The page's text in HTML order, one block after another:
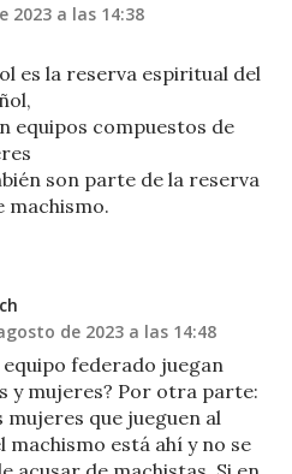
2023 a las 14:38
es la reserva espiritual del
equipos compuestos de
son parte de la reserva
machismo.
de 2023 a las 14:48
equipo federado juegan
y mujeres? Por otra parte:
mujeres que jueguen al
machismo está ahí y no se